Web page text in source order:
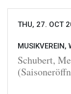
THU, 27. OCT
MUSIKVEREIN,
Schubert,